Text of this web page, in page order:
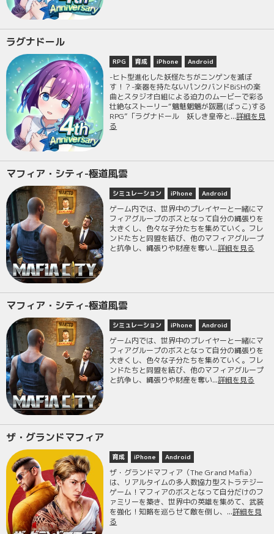
ラグナドール
RPG 育成 iPhone Android
-ヒト型進化した妖怪たちがニンゲンを滅ぼ
す！？-楽器を持たないパンクバンドBiSHの楽
曲とスタジオ白組による迫力のムービーで彩る
壮絶なストーリー“魑魅魍魎が跋扈(ばっこ)する
RPG”「ラグナドール 妖しき皇帝と...詳細を見
る
マフィア・シティ-極道風雲
シミュレーション iPhone Android
ゲーム内では、世界中のプレイヤーと一緒にマ
フィアグループのボスとなって自分の縄張りを
大きくし、色々な子分たちを集めていく。フレ
ンドたちと同盟を結び、他のマフィアグループ
と抗争し、縄張りや財産を奪い...詳細を見る
マフィア・シティ-極道風雲
シミュレーション iPhone Android
ゲーム内では、世界中のプレイヤーと一緒にマ
フィアグループのボスとなって自分の縄張りを
大きくし、色々な子分たちを集めていく。フレ
ンドたちと同盟を結び、他のマフィアグループ
と抗争し、縄張りや財産を奪い...詳細を見る
ザ・グランドマフィア
育成 iPhone Android
ザ・グランドマフィア（The Grand Mafia）
は、リアルタイムの多人数協力型ストラテジー
ゲーム！マフィアのボスとなって自分だけのフ
ァミリーを築き、世界中の英雄を集めて、武装
を強化！知略を巡らせて敵を倒し、...詳細を見
る